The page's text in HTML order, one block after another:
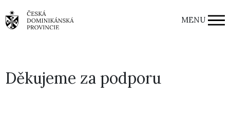
MENU
Děkujeme za podporu